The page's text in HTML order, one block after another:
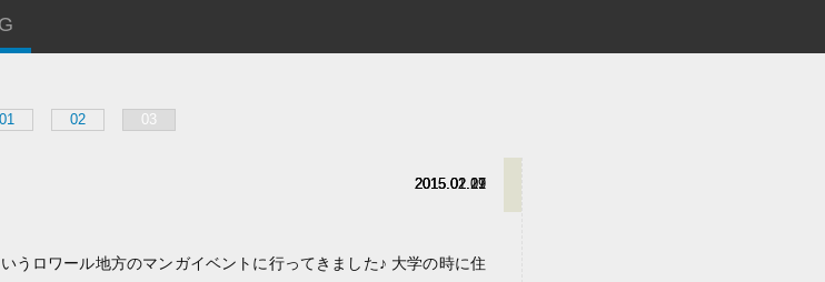
01 02 03
2015.02.17
うロワール地方のマンガイベントに行ってきました♪ 大学の時に住
2015.02.01
2015.01.29